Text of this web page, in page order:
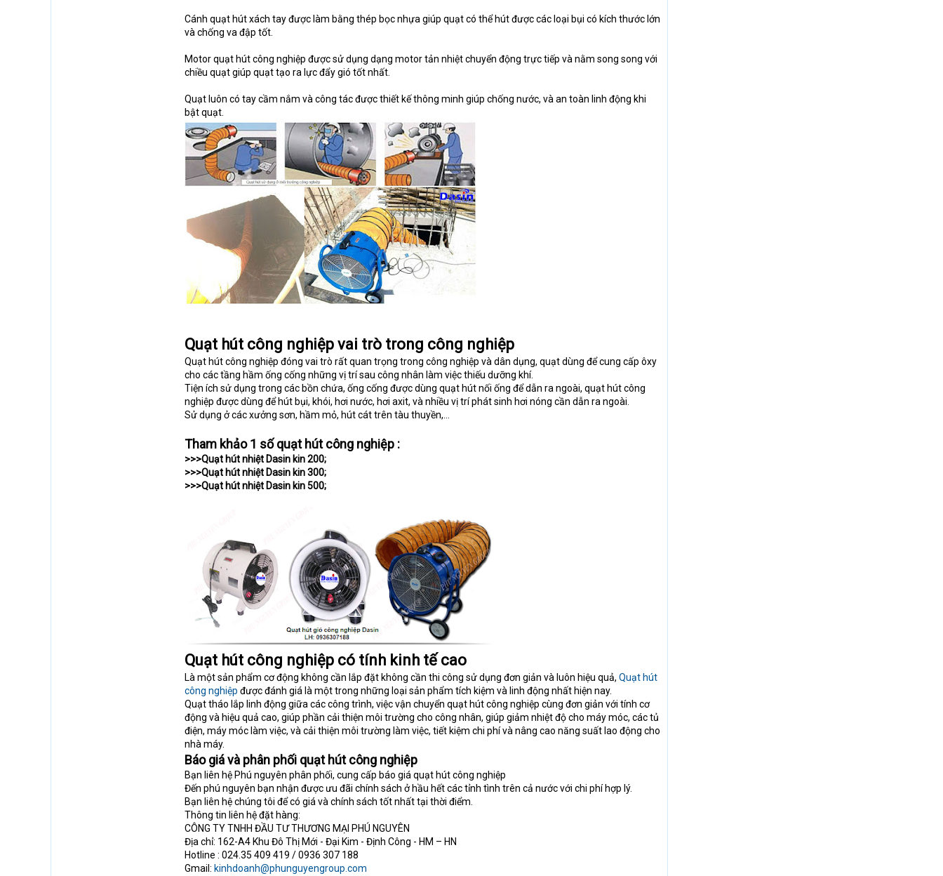
Cánh quạt hút xách tay được làm bằng thép bọc nhựa giúp quạt có thể hút được các loại bụi có kích thước lớn
và chống va đập tốt.
Motor quạt hút công nghiệp được sử dụng dạng motor tản nhiệt chuyển động trực tiếp và nằm song song với
chiều quạt giúp quạt tạo ra lực đẩy gió tốt nhất.
Quạt luôn có tay cầm nắm và công tác được thiết kế thông minh giúp chống nước, và an toàn linh động khi
bật quạt.
Quạt hút công nghiệp vai trò trong công nghiệp
Quạt hút công nghiệp đóng vai trò rất quan trọng trong công nghiệp và dân dụng, quạt dùng để cung cấp ôxy
cho các tầng hầm ống cống những vị trí sau công nhân làm việc thiếu dưỡng khí.
Tiện ích sử dụng trong các bồn chứa, ống cống được dùng quạt hút nối ống để dẫn ra ngoài, quạt hút công
nghiệp được dùng để hút bụi, khói, hơi nước, hơi axit, và nhiều vị trí phát sinh hơi nóng cần dẫn ra ngoài.
Sử dụng ở các xưởng sơn, hầm mỏ, hút cát trên tàu thuyền,...
Tham khảo 1 số quạt hút công nghiệp :
>>>Quạt hút nhiệt Dasin kin 200;
>>>Quạt hút nhiệt Dasin kin 300;
>>>Quạt hút nhiệt Dasin kin 500;
Quạt hút công nghiệp có tính kinh tế cao
Là một sản phẩm cơ động không cần lắp đặt không cần thi công sử dụng đơn giản và luôn hiệu quả, Quạt hút
công nghiệp được đánh giá là một trong những loại sản phẩm tích kiệm và linh động nhất hiện nay.
Quạt tháo lắp linh động giữa các công trình, việc vận chuyển quạt hút công nghiệp cùng đơn giản với tính cơ
động và hiệu quả cao, giúp phần cải thiện môi trường cho công nhân, giúp giảm nhiệt độ cho máy móc, các tủ
điện, máy móc làm việc, và cải thiện môi trường làm việc, tiết kiệm chi phí và nâng cao năng suất lao động cho
nhà máy.
Báo giá và phân phối quạt hút công nghiệp
Bạn liên hệ Phú nguyên phân phối, cung cấp báo giá quạt hút công nghiệp
Đến phú nguyên bạn nhận được ưu đãi chính sách ở hầu hết các tỉnh tình trên cả nước với chi phí hợp lý.
Bạn liên hệ chúng tôi để có giá và chính sách tốt nhất tại thời điểm.
Thông tin liên hệ đặt hàng:
CÔNG TY TNHH ĐẦU TƯ THƯƠNG MẠI PHÚ NGUYÊN
Địa chỉ: 162-A4 Khu Đô Thị Mới - Đại Kim - Định Công - HM – HN
Hotline : 024.35 409 419 / 0936 307 188
Gmail: kinhdoanh@phunguyengroup.com